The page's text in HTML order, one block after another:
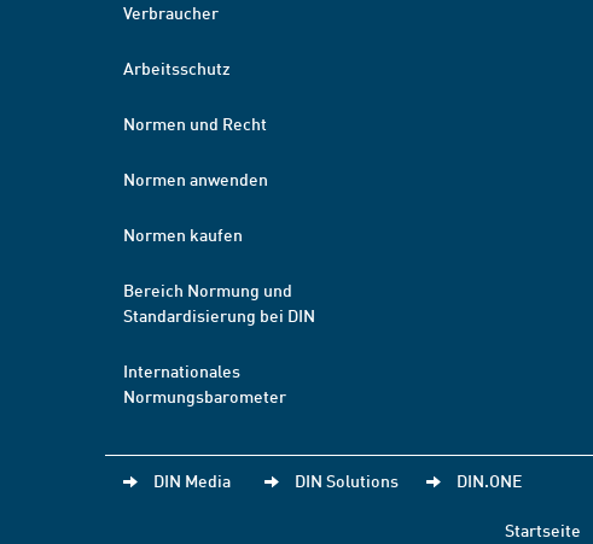
Verbraucher
Arbeitsschutz
Normen und Recht
Normen anwenden
Normen kaufen
Bereich Normung und
Standardisierung bei DIN
Internationales
Normungsbarometer
DIN Media DIN Solutions DIN.ONE
Startseite